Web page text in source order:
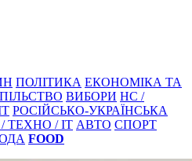
ПОЛІТИКА ЕКОНОМІКА ТА
ВИБОРИ НС /
РОСІЙСЬКО-УКРАЇНСЬКА
ТЕХНО / IT АВТО СПОРТ
FOOD